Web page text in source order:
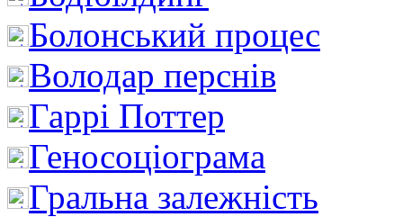
Болонський процес
Володар перснів
Гаррі Поттер
Геносоціограма
Гральна залежність